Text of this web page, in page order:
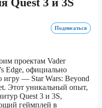
Подписаться
проектам Vader
Edge, официально
— Star Wars: Beyond
Этот уникальный опыт,
Quest 3 и 3S,
геймплей в